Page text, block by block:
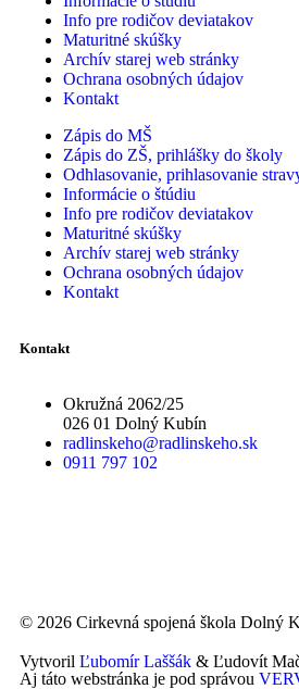
Info pre rodičov deviatakov
Maturitné skúšky
Archív starej web stránky
Ochrana osobných údajov
Kontakt
Zápis do MŠ
Zápis do ZŠ, prihlášky do školy
Odhlasovanie, prihlasovanie
Informácie o štúdiu
Info pre rodičov deviatakov
Maturitné skúšky
Archív starej web stránky
Ochrana osobných údajov
Kontakt
Kontakt
Okružná 2062/25
026 01 Dolný Kubín
radlinskeho@radlinskeho.sk
0911 797 102
© 2026 Cirkevná spojená škola Dolný
Vytvoril Ľubomír Laššák & Ľudovít
Aj táto webstránka je pod správou